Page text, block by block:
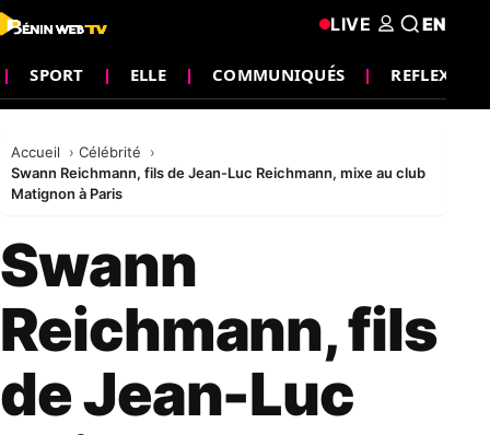
SPORT ELLE COMMUNIQUÉS REFLEXION
LIVE EN
Accueil
Célébrité
Swann Reichmann, fils de Jean-Luc Reichmann, mixe au club
Matignon à Paris
Swann
Reichmann, fils
de Jean-Luc